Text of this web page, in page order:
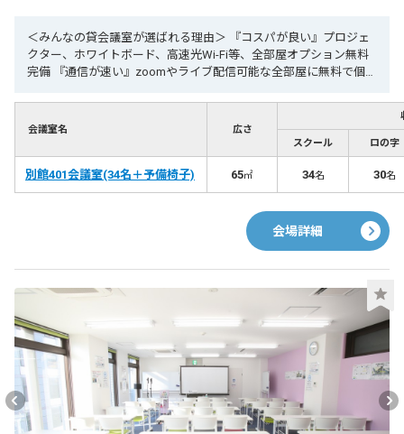
＜みんなの貸会議室が選ばれる理由＞ 『コスパが良い』プロジェ
クター、ホワイトボード、高速光Wi-Fi等、全部屋オプション無料
完備 『通信が速い』zoomやライブ配信可能な全部屋に無料で個別
WEB予約で今すぐ使えます 『集まりやすい』博多駅・天神駅徒歩
圏内、飛行機、新幹線、地下鉄、JR、西鉄で集まりやすい 【リピ
ート率90%超】 ★天神駅3分 ★24時間利用可能！最短1分後から利
用可能 ★高速光Wi-Fiやプロジェクター等全て無料 みんなの貸会議
室『天神西通り北店別館』は、福岡市の天神駅すぐの２４時間営
業、プロジェクターなどオプション無料で定員34人+予備椅子6で
最大40名利用できます。高速光通信完備で会議、セミナー、研
修、説明会、各種イベントなど、幅広い用途でご利用いただいて
会議室名 広さ
スクール ロの字
別館401会議室(34名＋予備椅子) 65㎡ 34名 30名
会場詳細